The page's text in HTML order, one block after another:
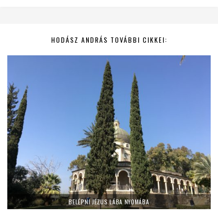
HODÁSZ ANDRÁS TOVÁBBI CIKKEI:
BELÉPNI JÉZUS LÁBA NYOMÁBA